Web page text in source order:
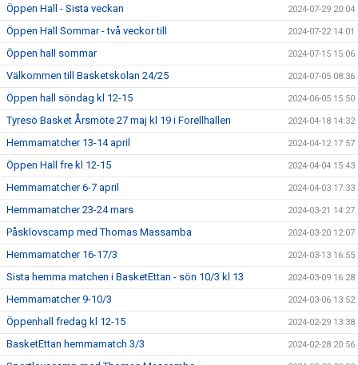
Öppen Hall - Sista veckan 2024-07-29 20:04
Öppen Hall Sommar - två veckor till 2024-07-22 14:01
Öppen hall sommar 2024-07-15 15:06
Välkommen till Basketskolan 24/25 2024-07-05 08:36
Öppen hall söndag kl 12-15 2024-06-05 15:50
Tyresö Basket Årsmöte 27 maj kl 19 i Forellhallen 2024-04-18 14:32
Hemmamatcher 13-14 april 2024-04-12 17:57
Öppen Hall fre kl 12-15 2024-04-04 15:43
Hemmamatcher 6-7 april 2024-04-03 17:33
Hemmamatcher 23-24 mars 2024-03-21 14:27
Påsklovscamp med Thomas Massamba 2024-03-20 12:07
Hemmamatcher 16-17/3 2024-03-13 16:55
Sista hemma matchen i BasketEttan - sön 10/3 kl 13 2024-03-09 16:28
Hemmamatcher 9-10/3 2024-03-06 13:52
Öppenhall fredag kl 12-15 2024-02-29 13:38
BasketEttan hemmamatch 3/3 2024-02-28 20:56